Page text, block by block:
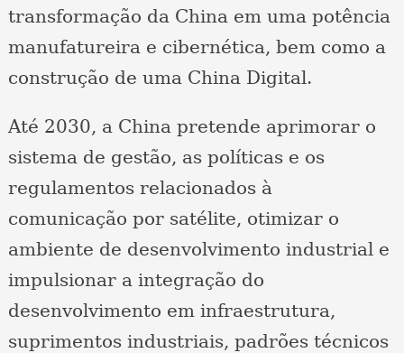
transformação da China em uma potência
manufatureira e cibernética, bem como a
construção de uma China Digital.
Até 2030, a China pretende aprimorar o
sistema de gestão, as políticas e os
regulamentos relacionados à
comunicação por satélite, otimizar o
ambiente de desenvolvimento industrial e
impulsionar a integração do
desenvolvimento em infraestrutura,
suprimentos industriais, padrões técnicos